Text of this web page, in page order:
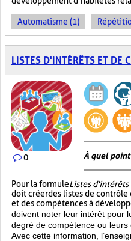
Automatisme (1)
LISTES D'INTÉRÊTS ET DE
0 À quel
Pour la formuleListes
doit créer des listes de contrôle
et des compétences à
doivent noter leur intérêt pour
degré de compétence ou leurs
Avec cette information,